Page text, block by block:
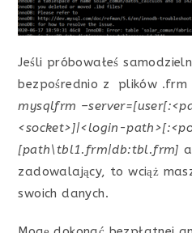
Jeśli próbowałeś
bezpośrednio z plików .frm
mysqlfrm
<socket>]|<login-
[path\tbl1.frm|db:tbl.frm]
zadowalający, to wciąż
swoich danych.